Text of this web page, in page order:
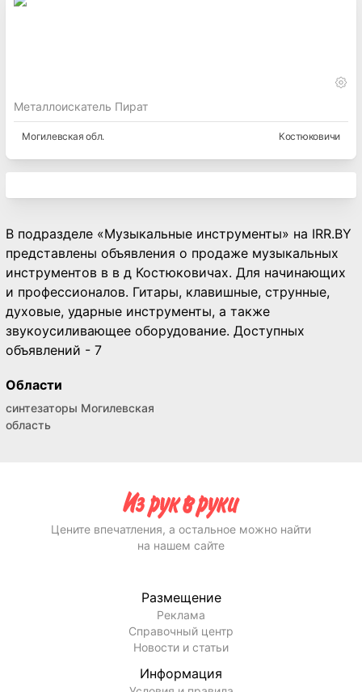
Металлоискатель Пират
Могилевская обл. Костюковичи
В подразделе «Музыкальные инструменты» на IRR.BY
представлены объявления о продаже музыкальных
инструментов в в д Костюковичах. Для начинающих
и профессионалов. Гитары, клавишные, струнные,
духовые, ударные инструменты, а также
звукоусиливающее оборудование. Доступных
объявлений - 7
Области
синтезаторы Могилевская
область
Цените впечатления, а остальное можно найти
на нашем сайте
Размещение
Реклама
Справочный центр
Новости и статьи
Информация